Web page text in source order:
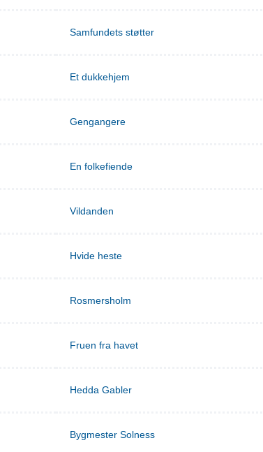
Samfundets støtter
Et dukkehjem
Gengangere
En folkefiende
Vildanden
Hvide heste
Rosmersholm
Fruen fra havet
Hedda Gabler
Bygmester Solness